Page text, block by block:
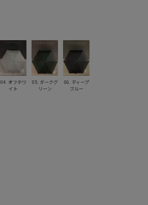
04. オフホワ
イト
05. ダークグ
リーン
06. ディープ
ブルー